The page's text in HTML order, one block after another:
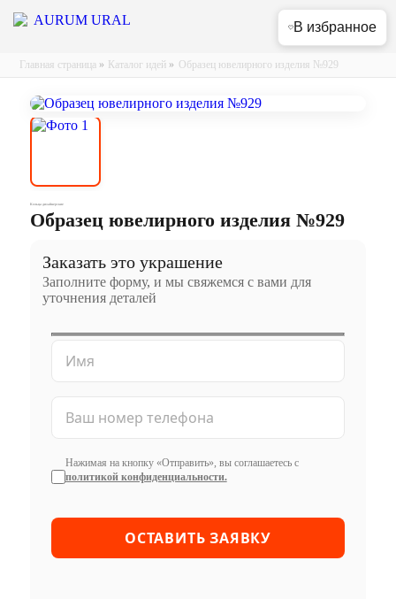
Главная страница» Каталог идей » Образец ювелирного изделия №929
Кольца дизайнерские
Образец ювелирного изделия №929
Заказать это украшение
Заполните форму, и мы свяжемся с вами для
уточнения деталей
Нажимая на кнопку «Отправить», вы соглашаетесь с
политикой конфиденциальности.
В избранное